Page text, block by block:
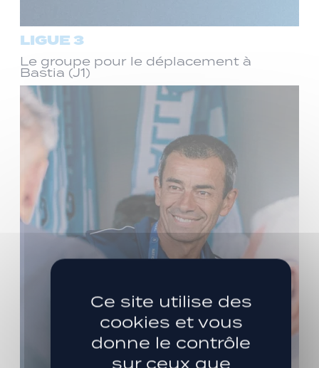
LIGUE 3
Le groupe pour le déplacement à
Bastia (J1)
Ce site utilise des
cookies et vous
donne le contrôle
sur ceux que